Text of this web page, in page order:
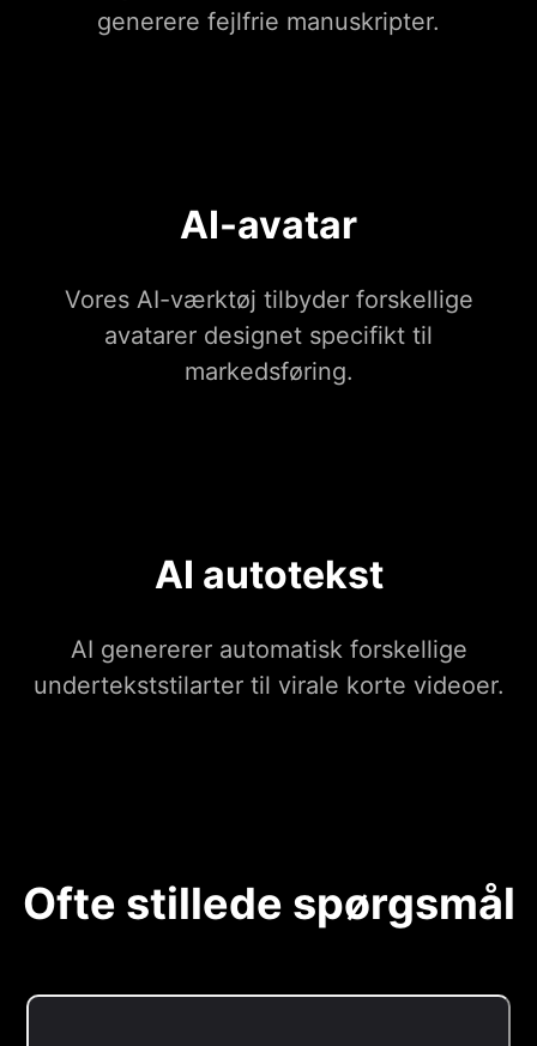
generere fejlfrie manuskripter.
AI-avatar
Vores AI-værktøj tilbyder forskellige
avatarer designet specifikt til
markedsføring.
AI autotekst
AI genererer automatisk forskellige
undertekststilarter til virale korte videoer.
Ofte stillede spørgsmål